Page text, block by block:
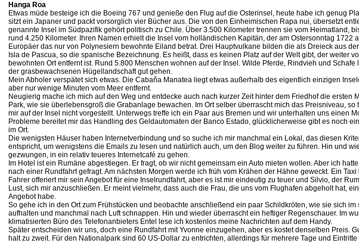
Hanga Roa
Etwas müde besteige ich die Boeing 767 und genieße den Flug auf die Osterinsel, heute habe ich genug
sitzt ein Japaner und packt vorsorglich vier Bücher aus. Die von den Einheimischen Rapa nui, übersetzt
genannte Insel im Südpazifik gehört politisch zu Chile. Über 3.500 Kilometer trennen sie vom Heimatland,
rund 4.250 Kilometer. Ihren Namen erhielt die Insel vom holländischen Kapitän, der am Ostersonntag 1722
Europäer das nur von Polynesiern bewohnte Eiland betrat. Drei Hauptvulkane bilden die als Dreieck aus
Isla de Pascua, so die spanische Bezeichnung. Es heißt, dass es keinen Platz auf der Welt gibt, der weiter
bewohnten Ort entfernt ist. Rund 5.800 Menschen wohnen auf der Insel. Wilde Pferde, Rindvieh und Schafe
der grasbewachsenen Hügellandschaft gut gehen.
Mein Abholer verspätet sich etwas. Die Cabaña Manatea liegt etwas außerhalb des eigentlich einzigen
aber nur wenige Minuten vom Meer entfernt.
Neugierig mache ich mich auf den Weg und entdecke auch nach kurzer Zeit hinter dem Friedhof die ersten
Park, wie sie überlebensgroß die Grabanlage bewachen. Im Ort selber überrascht mich das Preisniveau, so
mir auf der Insel nicht vorgestellt. Unterwegs treffe ich ein Paar aus Bremen und wir unterhalten uns einen
Probleme bereitet mir das Handling des Geldautomaten der Banco Estado, glücklicherweise gibt es noch
im Ort.
Die wenigsten Häuser haben Internetverbindung und so suche ich mir manchmal ein Lokal, das diesen
entspricht, um wenigstens die Emails zu lesen und natürlich auch, um den Blog weiter zu führen. Hin und
gezwungen, in ein relativ teueres Internetcafé zu gehen.
Im Hotel ist ein Rumäne abgestiegen. Er fragt, ob wir nicht gemeinsam ein Auto mieten wollen. Aber ich
nach einer Rundfahrt gefragt. Am nächsten Morgen werde ich früh vom Krähen der Hähne geweckt. Ein Taxi
Fahrer offeriert mir sein Angebot für eine Inselrundfahrt, aber es ist mir eindeutig zu teuer und Silvio, der
Lust, sich mir anzuschließen. Er meint vielmehr, dass auch die Frau, die uns vom Flughafen abgeholt hat,
Angebot habe.
So gehe ich in den Ort zum Frühstücken und beobachte anschließend ein paar Schildkröten, wie sie sich im
aufhalten und manchmal nach Luft schnappen. Hin und wieder überrascht ein heftiger Regenschauer. Im
klimatisierten Büro des Telefonanbieters Entel lese ich kostenlos meine Nachrichten auf dem Handy.
Später entscheiden wir uns, doch eine Rundfahrt mit Yvonne einzugehen, aber es kostet denselben Preis.
halt zu zweit. Für den Nationalpark sind 60 US-Dollar zu entrichten, allerdings für mehrere Tage und Eintritte